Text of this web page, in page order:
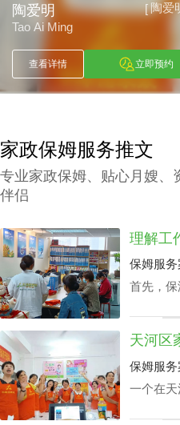
[陶爱
陶爱明
Tao Ai Ming
查看详情 立即预约
家政保姆服务推文
专业家政保姆、贴心月嫂、
伴侣
保姆服
首先，
育等，
心保洁24
保姆服
一个在